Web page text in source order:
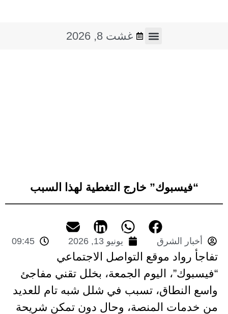
غشت 8, 2026
“فيسبوك” خارج التغطية لهذا السبب
أخبار الشرق يونيو 13, 2026 09:45
تفاجأ رواد موقع التواصل الاجتماعي
“فيسبوك”، اليوم الجمعة، بخلل تقني مفاجئ
واسع النطاق، تسبب في شلل شبه تام للعديد
من خدمات المنصة، وحال دون تمكن شريحة